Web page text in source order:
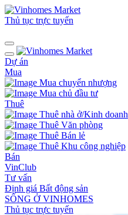
Thủ tục trực tuyến
Dự án
Mua
Mua chuyển nhượng
Mua chủ đầu tư
Thuê
Thuê nhà ở/Kinh doanh
Thuê Văn phòng
Thuê Bán lẻ
Thuê Khu công nghiệp
Bán
VinClub
Tư vấn
Định giá Bất động sản
SỐNG Ở VINHOMES
Thủ tục trực tuyến